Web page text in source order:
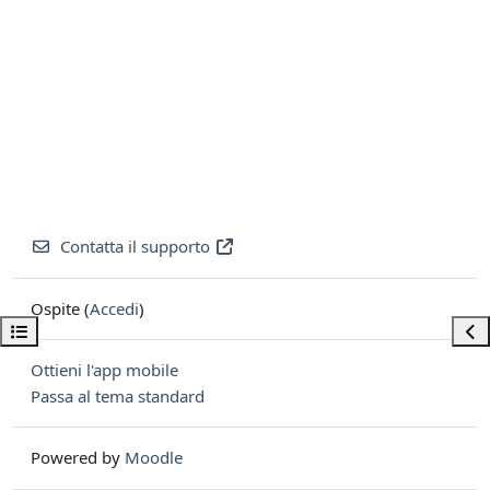
Apri indice del corso
Contatta il supporto
Ospite (Accedi)
Ottieni l'app mobile
Passa al tema standard
Powered by Moodle